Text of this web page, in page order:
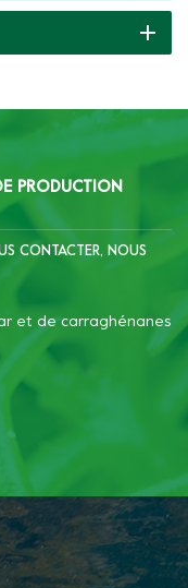
PRODUCTION
CONTACTER, NOUS
et de carraghénanes